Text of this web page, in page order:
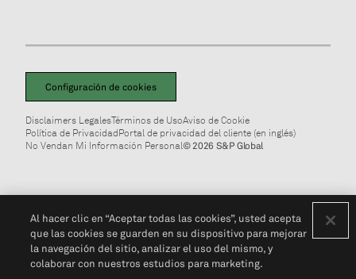
Configuración de cookies
Disclaimers LegalesTérminos de UsoAviso de Cookie
Política de PrivacidadPortal de privacidad del cliente (en inglés)
No Vendan Mi Información Personal© 2026 S&P Global
Al hacer clic en “Aceptar todas las cookies”, usted acepta
que las cookies se guarden en su dispositivo para mejorar
la navegación del sitio, analizar el uso del mismo, y
colaborar con nuestros estudios para marketing.